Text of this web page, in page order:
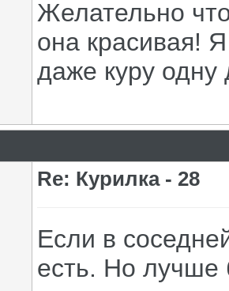
Желательно
она красивая!
даже куру
Re: Курилка - 28
Если в
есть. Но